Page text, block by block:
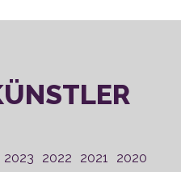
2023 2022 2021
2020